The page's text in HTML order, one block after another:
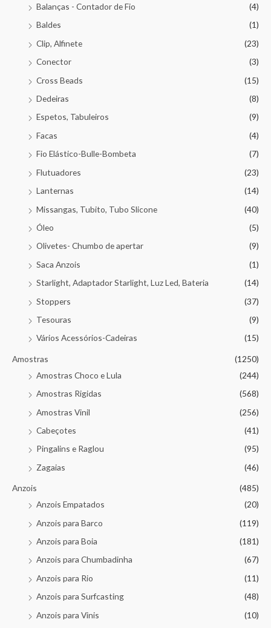
Balanças - Contador de Fio
(4)
Baldes
(1)
Clip, Alfinete
(23)
Conector
(3)
Cross Beads
(15)
Dedeiras
(8)
Espetos, Tabuleiros
(9)
Facas
(4)
Fio Elástico-Bulle-Bombeta
(7)
Flutuadores
(23)
Lanternas
(14)
Missangas, Tubito, Tubo Slicone
(40)
Óleo
(5)
Olivetes- Chumbo de apertar
(9)
Saca Anzois
(1)
Starlight, Adaptador Starlight, Luz Led, Bateria
(14)
Stoppers
(37)
Tesouras
(9)
Vários Acessórios-Cadeiras
(15)
Amostras
(1250)
Amostras Choco e Lula
(244)
Amostras Rigidas
(568)
Amostras Vinil
(256)
Cabeçotes
(41)
Pingalins e Raglou
(95)
Zagaias
(46)
Anzois
(485)
Anzois Empatados
(20)
Anzois para Barco
(119)
Anzois para Boia
(181)
Anzois para Chumbadinha
(67)
Anzois para Rio
(11)
Anzois para Surfcasting
(48)
Anzois para Vinis
(10)